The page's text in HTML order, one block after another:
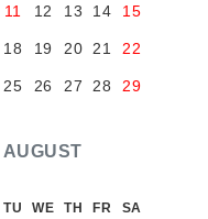
AUGUST
11 12 13 14 15
18 19 20 21 22
25 26 27 28 29
TU WE TH FR SA